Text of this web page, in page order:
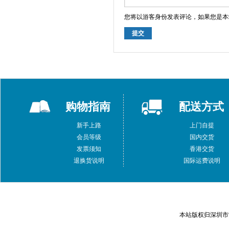
您将以游客身份发表评论，如果您是
提交
购物指南
新手上路
会员等级
发票须知
退换货说明
配送方式
上门自提
国内交货
香港交货
国际运费说明
本站版权归深圳